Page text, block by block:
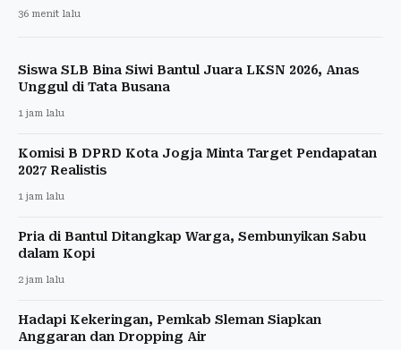
36 menit lalu
Siswa SLB Bina Siwi Bantul Juara LKSN 2026, Anas
Unggul di Tata Busana
1 jam lalu
Komisi B DPRD Kota Jogja Minta Target Pendapatan
2027 Realistis
1 jam lalu
Pria di Bantul Ditangkap Warga, Sembunyikan Sabu
dalam Kopi
2 jam lalu
Hadapi Kekeringan, Pemkab Sleman Siapkan
Anggaran dan Dropping Air